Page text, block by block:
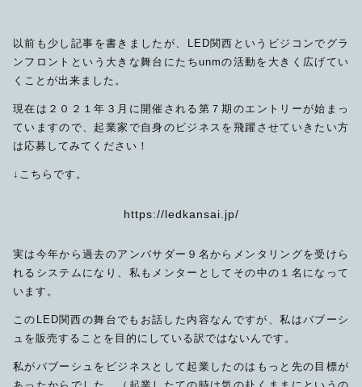
以前も少し記事を書きましたが、LED関西というビジコンでグラ
ンフロントという大きな舞台にたちunmの活動を大きく広げてい
くことが出来ました。
現在は２０２１年３月に開催される第７期のエントリーが始まっ
ていますので、起業家で自身のビジネスを飛躍させていきたい方
は応募してみてください！
↓こちらです。
https://ledkansai.jp/
実は今年から過去のアンバサダー９名からメンタリングを受けら
れるシステムになり、私もメンターとしてその中の１名になって
います。
このLED関西の舞台でもお話した内容なんですが、私はバブーシ
ュを販売することを目的にしている訳ではないんです。
私がバブーシュをビジネスとして起業したのはもっと先の目標が
価格帯
並び順